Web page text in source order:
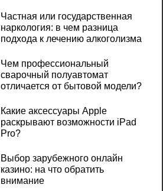
Частная или государственная
наркология: в чем разница
подхода к лечению алкоголизма
Чем профессиональный
сварочный полуавтомат
отличается от бытовой модели?
Какие аксессуары Apple
раскрывают возможности iPad
Pro?
Выбор зарубежного онлайн
казино: на что обратить
внимание